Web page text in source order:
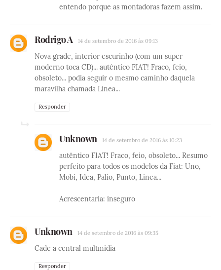
entendo porque as montadoras fazem assim.
Rodrigo A 14 de setembro de 2016 às 09:13
Nova grade, interior escurinho (com um super
moderno toca CD)... autêntico FIAT! Fraco, feio,
obsoleto... podia seguir o mesmo caminho daquela
maravilha chamada Linea...
Responder
Unknown 14 de setembro de 2016 às 10:23
autêntico FIAT! Fraco, feio, obsoleto... Resumo
perfeito para todos os modelos da Fiat: Uno,
Mobi, Idea, Palio, Punto, Linea...
Acrescentaria: inseguro
Unknown 14 de setembro de 2016 às 09:35
Cade a central multmidia
Responder